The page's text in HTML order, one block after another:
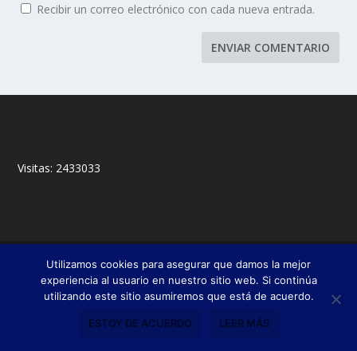
Recibir un correo electrónico con cada nueva entrada.
Visitas: 2433033
© 2018,Francisco Javier Fernández Chento & Mitxel
Olabuénaga|Zona privada
Esta web es una iniciativa privada de sus autores y no está relacionada con
Utilizamos cookies para asegurar que damos la mejor
experiencia al usuario en nuestro sitio web. Si continúa
utilizando este sitio asumiremos que está de acuerdo.
ESTOY DE ACUERDO LEER MÁS